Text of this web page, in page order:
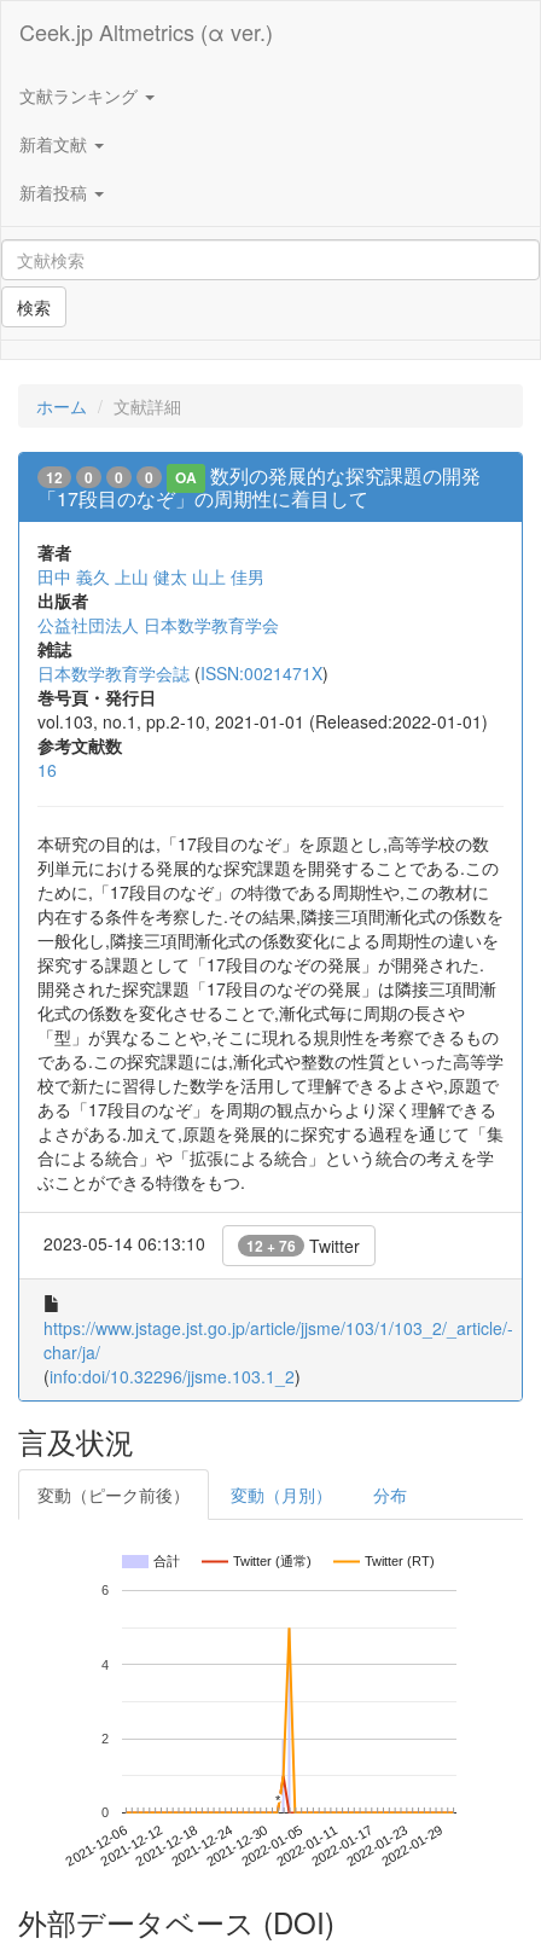
Ceek.jp Altmetrics (α ver.)
文献ランキング
新着文献
新着投稿
検索
ホーム 文献詳細
12 0 0 0 OA
数列の発展的な探究課題の開発
「17段目のなぞ」の周期性に着目して
著者
田中 義久 上山 健太 山上 佳男
出版者
公益社団法人 日本数学教育学会
雑誌
日本数学教育学会誌 (ISSN:0021471X)
巻号頁・発行日
vol.103, no.1, pp.2-10, 2021-01-01 (Released:2022-01-01)
参考文献数
16
本研究の目的は,「17段目のなぞ」を原題とし,高等学校の数
列単元における発展的な探究課題を開発することである.この
ために,「17段目のなぞ」の特徴である周期性や,この教材に
内在する条件を考察した.その結果,隣接三項間漸化式の係数を
一般化し,隣接三項間漸化式の係数変化による周期性の違いを
探究する課題として「17段目のなぞの発展」が開発された.
開発された探究課題「17段目のなぞの発展」は隣接三項間漸
化式の係数を変化させることで,漸化式毎に周期の長さや
「型」が異なることや,そこに現れる規則性を考察できるもの
である.この探究課題には,漸化式や整数の性質といった高等学
校で新たに習得した数学を活用して理解できるよさや,原題で
ある「17段目のなぞ」を周期の観点からより深く理解できる
よさがある.加えて,原題を発展的に探究する過程を通じて「集
合による統合」や「拡張による統合」という統合の考えを学
ぶことができる特徴をもつ.
2023-05-14 06:13:10 12 + 76 Twitter
https://www.jstage.jst.go.jp/article/jjsme/103/1/103_2/_article/-
char/ja/
(info:doi/10.32296/jjsme.103.1_2)
言及状況
変動（ピーク前後） 変動（月別） 分布
合計 Twitter (通常) Twitter (RT)
2021-12-062021-12-122021-12-182021-12-242021-12-302022-01-052022-01-112022-01-172022-01-232022-01-29
0
2
4
6
*
*
外部データベース (DOI)